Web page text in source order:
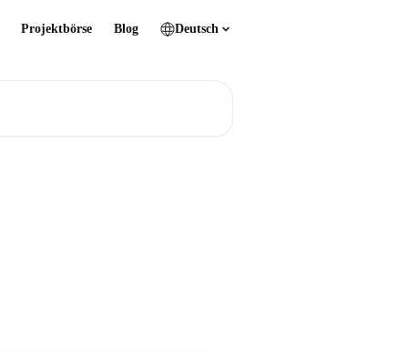
Projektbörse Blog Deutsch